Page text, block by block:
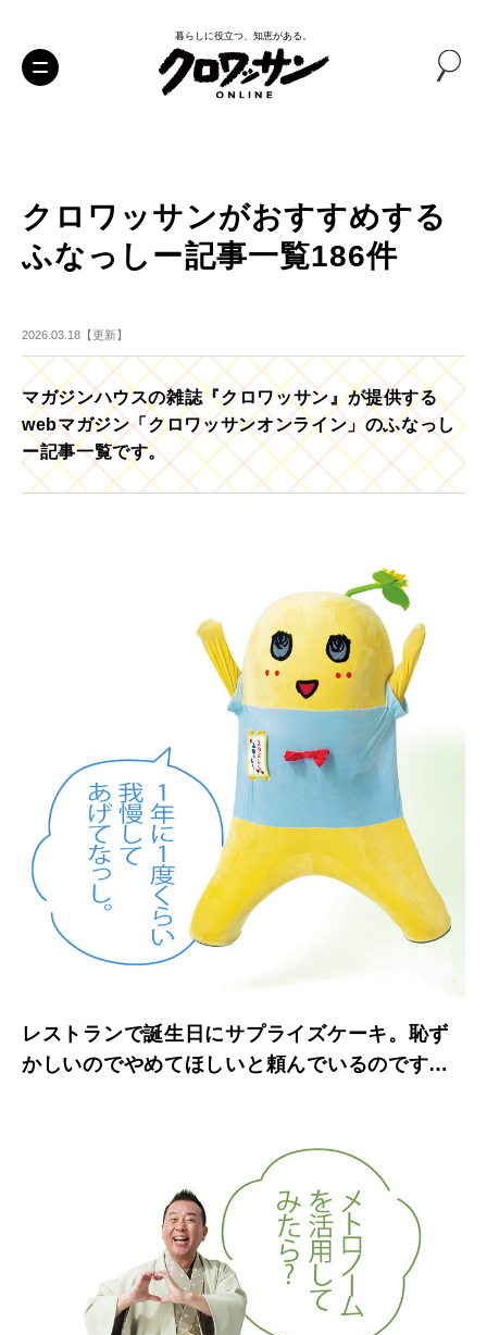
暮らしに役立つ、知恵がある。
クロワッサンがおすすめする
ふなっしー記事一覧186件
2026.03.18【更新】
マガジンハウスの雑誌『クロワッサン』が提供する
webマガジン「クロワッサンオンライン」のふなっし
ー記事一覧です。
レストランで誕生日にサプライズケーキ。恥ず
かしいのでやめてほしいと頼んでいるのですが